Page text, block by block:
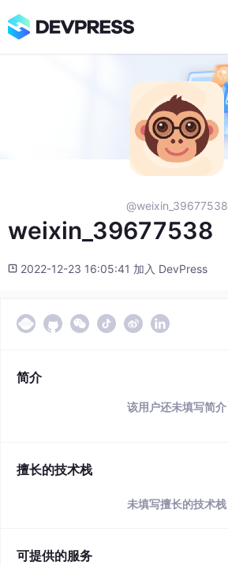
@weixin_39677538
weixin_39677538
2022-12-23 16:05:41 加入 DevPress
简介
该用户还未填写简介
擅长的技术栈
未填写擅长的技术栈
可提供的服务